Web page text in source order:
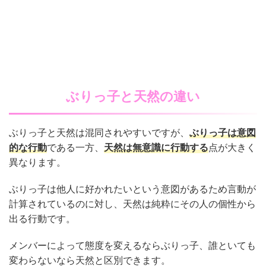
ぶりっ子と天然の違い
ぶりっ子と天然は混同されやすいですが、 ぶりっ子は意図
的な行動である一方、 天然は無意識に行動する点が大きく
異なります。
ぶりっ子は他人に好かれたいという意図があるため言動が
計算されているのに対し、天然は純粋にその人の個性から
出る行動です。
メンバーによって態度を変えるならぶりっ子、誰といても
変わらないなら天然と区別できます。